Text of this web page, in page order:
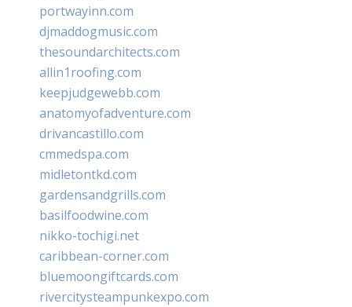
portwayinn.com
djmaddogmusic.com
thesoundarchitects.com
allin1roofing.com
keepjudgewebb.com
anatomyofadventure.com
drivancastillo.com
cmmedspa.com
midletontkd.com
gardensandgrills.com
basilfoodwine.com
nikko-tochigi.net
caribbean-corner.com
bluemoongiftcards.com
rivercitysteampunkexpo.com